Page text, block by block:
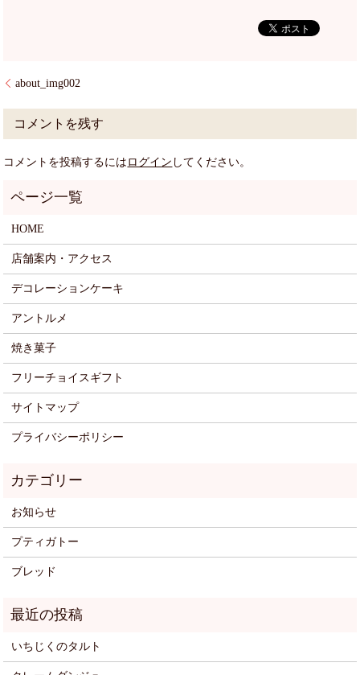
about_img002
コメントを残す
コメントを投稿するには ログイン してください。
HOME
店舗案内・アクセス
デコレーションケーキ
アントルメ
焼き菓子
フリーチョイスギフト
サイトマップ
プライバシーポリシー
お知らせ
プティガトー
ブレッド
いちじくのタルト